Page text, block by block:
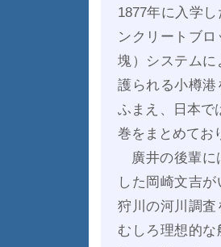
1877年に入学
ンクリートブ
塊）システム
護られる小樽
ふまえ、日本で
巻をまとめてお
廣井の後輩に
した岡崎文吉
狩川の河川調
むしろ理想的